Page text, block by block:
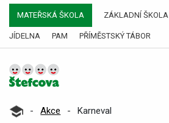
MATEŘSKÁ ŠKOLA ZÁKLADNÍ ŠKOLA
JÍDELNA PAM PŘÍMĚSTSKÝ TÁBOR
- Akce - Karneval